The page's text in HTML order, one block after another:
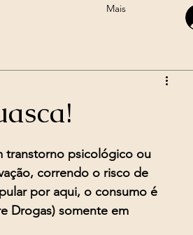
Mais
Hospedagem com
transtorno psicológico ou
correndo o risco de
por aqui, o consumo é
Drogas) somente em